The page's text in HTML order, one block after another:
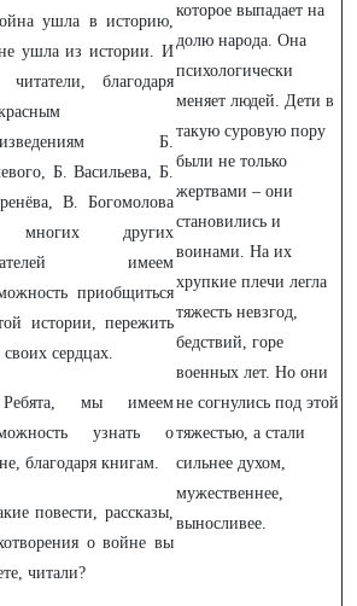
ушла в историю,
ушла из истории. И
благодаря
Б.
Б. Васильева, Б.
В. Богомолова
других
имеем
приобщиться
истории, пережить
своих сердцах.
мы имеем
узнать о
благодаря книгам.
повести, рассказы,
о войне вы
читали?
которое выпадает на
долю народа. Она
психологически
меняет людей. Дети в
такую суровую пору
были не только
жертвами – они
становились и
воинами. На их
хрупкие плечи легла
тяжесть невзгод,
бедствий, горе
военных лет. Но они
не согнулись под этой
тяжестью, а стали
сильнее духом,
мужественнее,
выносливее.